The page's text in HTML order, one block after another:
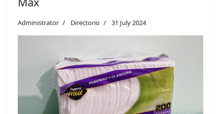
Administrator Directorio 31 July 2024